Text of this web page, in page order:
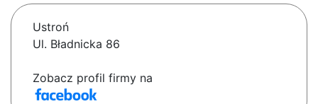
Ustroń
Ul. Bładnicka 86
Zobacz profil firmy na